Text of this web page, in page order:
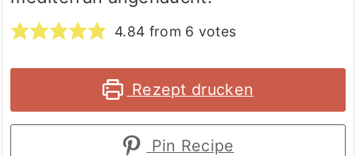
4.84 from 6 votes
Rezept drucken
Pin Recipe